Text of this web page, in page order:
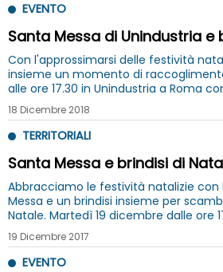
EVENTO
Santa Messa di Unindustria e
Con l'approssimarsi delle festività
insieme un momento di
alle ore 17.30 in Unindustria a Roma
Messa officiata da Sua Eminenza
Pietro Parolin
18 Dicembre 2018
TERRITORIALI
Santa Messa e brindisi di
Abbracciamo le festività natalizie con
Messa e un brindisi insieme per
Natale. Martedì 19 dicembre dalle ore
Roma
19 Dicembre 2017
EVENTO